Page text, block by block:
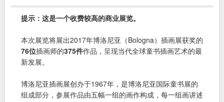
提示：这是一个收费较高的商业展览。
本次展览将展出2017年博洛尼亚（Bologna）插画展获奖的
76位插画师的375件作品，呈现当代全球童书插画艺术的最
新发展。
博洛尼亚插画展创办于1967年，是博洛尼亚国际童书展的
组成部分，参展作品由五幅一组的画作构成，每一组画讲述